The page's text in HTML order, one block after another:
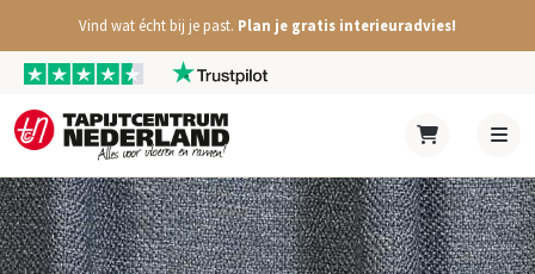
Vind wat écht bij je past. Plan je gratis interieuradvies!